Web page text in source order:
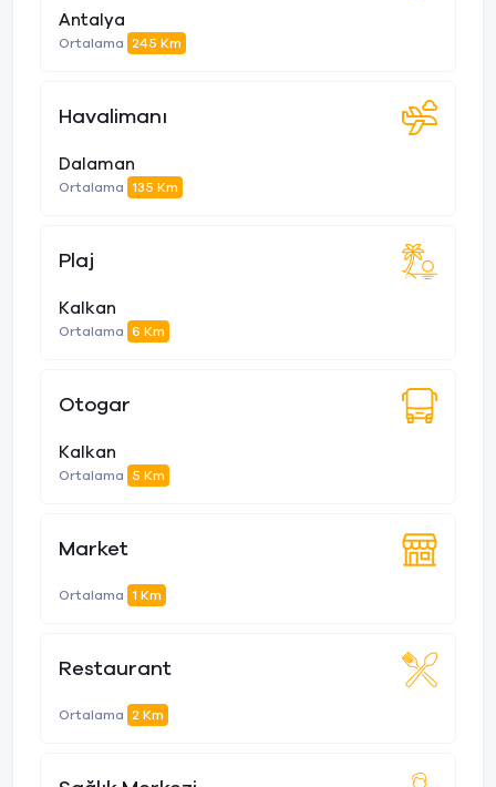
Antalya
Ortalama 245 Km
Havalimanı
Dalaman
Ortalama 135 Km
Plaj
Kalkan
Ortalama 6 Km
Otogar
Kalkan
Ortalama 5 Km
Market
Ortalama 1 Km
Restaurant
Ortalama 2 Km